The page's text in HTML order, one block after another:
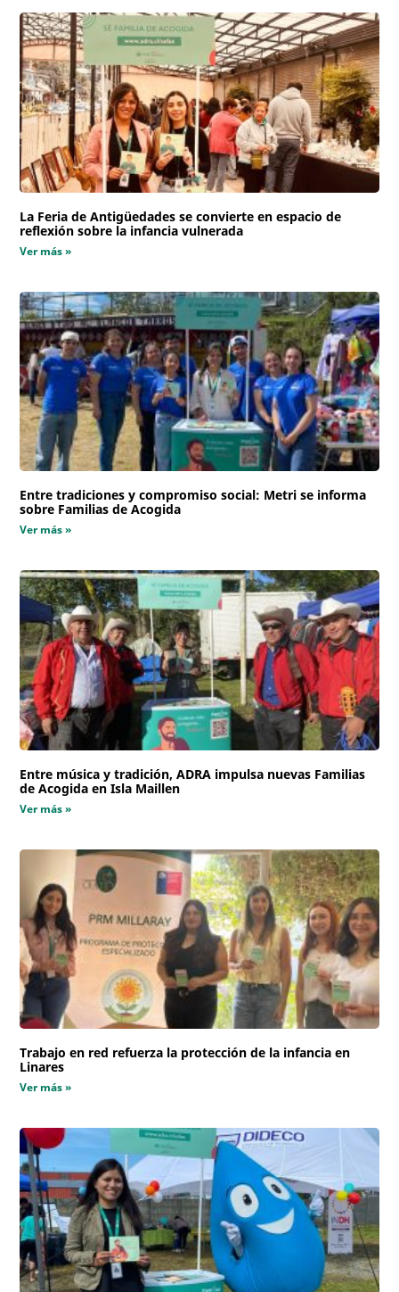
La Feria de Antigüedades se convierte en espacio de
reflexión sobre la infancia vulnerada
Ver más »
Entre tradiciones y compromiso social: Metri se informa
sobre Familias de Acogida
Ver más »
Entre música y tradición, ADRA impulsa nuevas Familias
de Acogida en Isla Maillen
Ver más »
Trabajo en red refuerza la protección de la infancia en
Linares
Ver más »